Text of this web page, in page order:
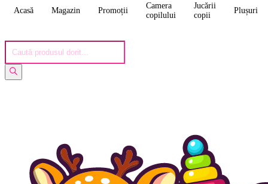
Acasă Magazin Promoții
Camera
copilului
Jucării
copii
Plușuri
search